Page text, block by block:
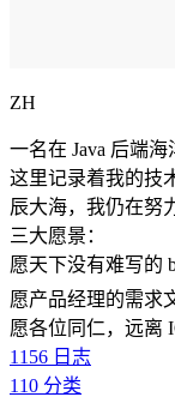
ZH
一名在 Java 后端海
这里记录着我的技
辰大海，我仍在努
三大愿景：
愿天下没有难写的
愿产品经理的需求
愿各位同仁，远离
1156 日志
110 分类